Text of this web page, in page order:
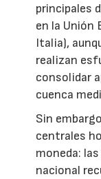
principales
en la Unión
Italia),
realizan
consolidar
cuenca
Sin
centrales
moneda:
nacional